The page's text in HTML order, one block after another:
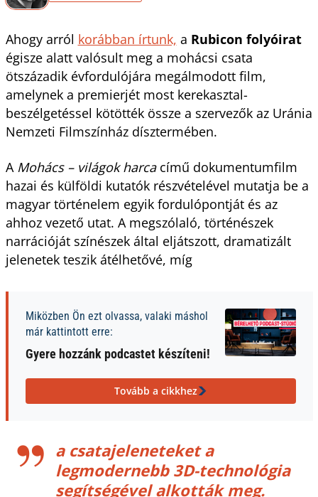
Ahogy arról korábban írtunk, a Rubicon folyóirat
égisze alatt valósult meg a mohácsi csata
ötszázadik évfordulójára megálmodott film,
amelynek a premierjét most kerekasztal-
beszélgetéssel kötötték össze a szervezők az Uránia
Nemzeti Filmszínház dísztermében.
A Mohács – világok harca című dokumentumfilm
hazai és külföldi kutatók részvételével mutatja be a
magyar történelem egyik fordulópontját és az
ahhoz vezető utat. A megszólaló, történészek
narrációját színészek által eljátszott, dramatizált
jelenetek teszik átélhetővé, míg
Miközben Ön ezt olvassa, valaki máshol
már kattintott erre:
Gyere hozzánk podcastet készíteni!
Tovább a cikkhez
a csatajeleneteket a
legmodernebb 3D-technológia
segítségével alkották meg.